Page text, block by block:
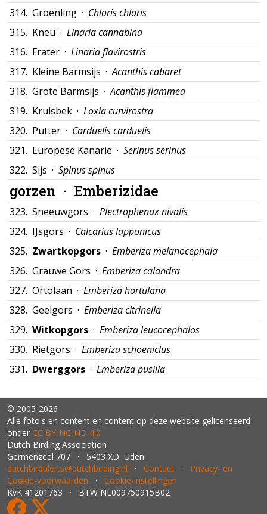
314. Groenling · Chloris chloris
315. Kneu · Linaria cannabina
316. Frater · Linaria flavirostris
317. Kleine Barmsijs ·Acanthis cabaret
318. Grote Barmsijs ·Acanthis flammea
319. Kruisbek · Loxia curvirostra
320. Putter · Carduelis carduelis
321. Europese Kanarie · Serinus serinus
322. Sijs · Spinus spinus
gorzen · Emberizidae
323. Sneeuwgors · Plectrophenax nivalis
324. IJsgors · Calcarius lapponicus
325. Zwartkopgors · Emberiza melanocephala
326. Grauwe Gors · Emberiza calandra
327. Ortolaan · Emberiza hortulana
328. Geelgors · Emberiza citrinella
329. Witkopgors · Emberiza leucocephalos
330. Rietgors · Emberiza schoeniclus
331. Dwerggors · Emberiza pusilla
© 2005-2026
Alle foto's en content en content op deze website gelicenseerd
onder CC BY‑NC‑ND 4.0
Dutch Birding Association
Germenzeel 707 · 5403 XD Uden
dutchbirdalerts@dutchbirding.nl · Contact · Privacy- en
Cookie-voorwaarden · Cookie-instellingen
KvK 41201763 · BTW NL009750915B02